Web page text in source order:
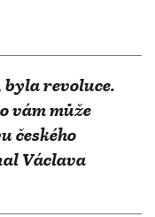
byla revoluce.
vám může
českého
Václava